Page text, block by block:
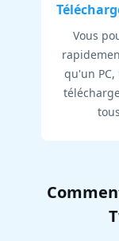
Vous
qu'un